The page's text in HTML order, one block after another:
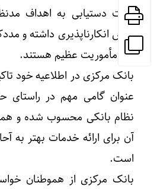
جهت دستیابی به اهداف
نقش انکارناپذیری داشته و
این مأموریت عظیم هستند.
بانک مرکزی در اطلاعیه خود
عنوان گامی مهم در
نظام بانکی محسوب شده و
آن برای ارائه خدمات بهتر به
است.
بانک مرکزی از هموطنان